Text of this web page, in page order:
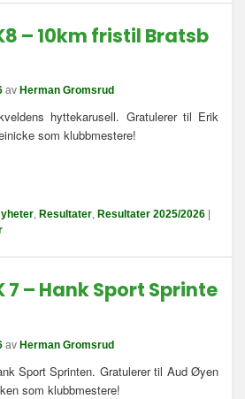
– 10km fristil Bratsb
av Herman Gromsrud
hyttekarusell. Gratulerer til Erik
som klubbmestere!
, Resultater, Resultater 2025/2026
7 – Hank Sport Sprinte
av Herman Gromsrud
Sport Sprinten. Gratulerer til Aud Øyen
som klubbmestere!